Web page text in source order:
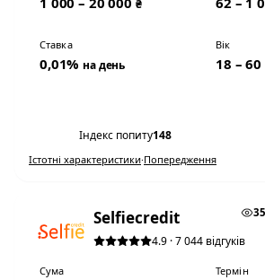
₴
Ставка
0,01% на день
Вік
18 – 60
Індекс попиту148
Істотні характеристики·Попередження
35
Selfiecredit
4.9 · 7 044 відгуків
Сума Термін